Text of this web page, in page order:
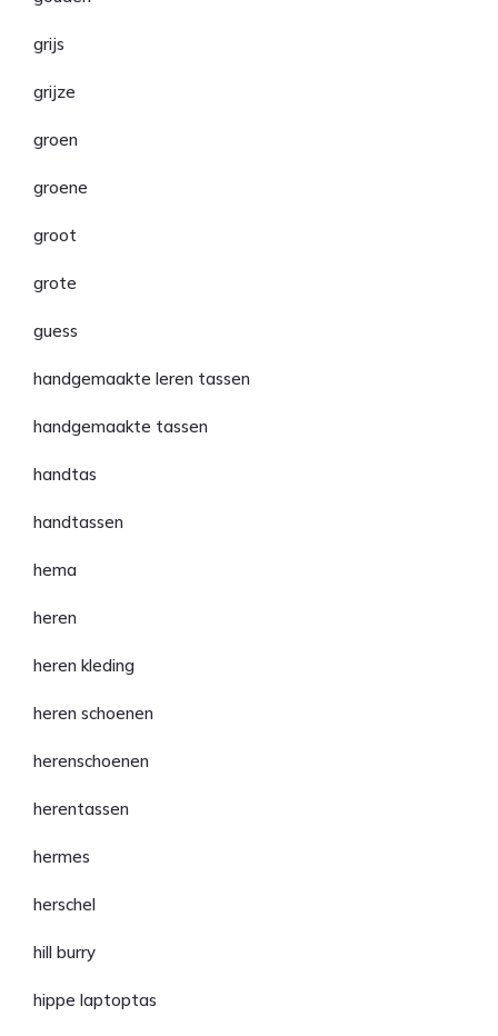
grijs
grijze
groen
groene
groot
grote
guess
handgemaakte leren tassen
handgemaakte tassen
handtas
handtassen
hema
heren
heren kleding
heren schoenen
herenschoenen
herentassen
hermes
herschel
hill burry
hippe laptoptas